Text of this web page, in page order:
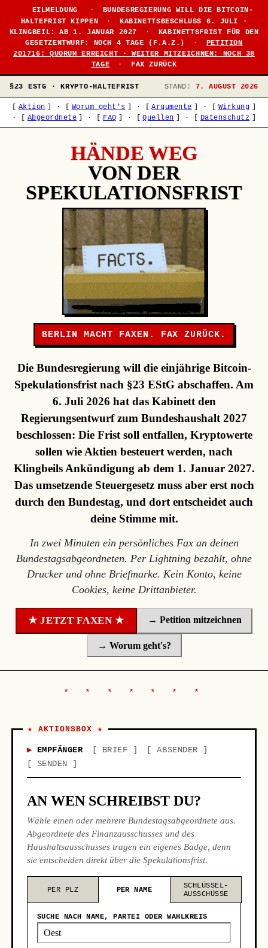
EILMELDUNG ·
BUNDESREGIERUNG WILL DIE BITCOIN-
HALTEFRIST KIPPEN
·
KABINETTSBESCHLUSS 6. JULI ·
KLINGBEIL: AB 1. JANUAR 2027
·
KABINETTSFRIST FÜR DEN
GESETZENTWURF: NOCH 4 TAGE (F.A.Z.)
·
PETITION
201716: QUORUM ERREICHT · WEITER MITZEICHNEN: NOCH 38
TAGE
· FAX ZURÜCK
§23 ESTG · KRYPTO-HALTEFRIST STAND: 7. AUGUST 2026
Aktion · Worum geht's · Argumente · Wirkung
·
Abgeordnete · FAQ · Quellen · Datenschutz
HÄNDE WEG
VON DER
SPEKULATIONSFRIST
BERLIN MACHT FAXEN. FAX ZURÜCK.
Die Bundesregierung will die einjährige Bitcoin-
Spekulationsfrist nach §23 EStG abschaffen. Am
6. Juli 2026 hat das Kabinett den
Regierungsentwurf zum Bundeshaushalt 2027
beschlossen: Die Frist soll entfallen, Kryptowerte
sollen wie Aktien besteuert werden, nach
Klingbeils Ankündigung ab dem 1. Januar 2027.
Das umsetzende Steuergesetz muss aber erst noch
durch den Bundestag, und dort entscheidet auch
deine Stimme mit.
In zwei Minuten ein persönliches Fax an deinen
Bundestagsabgeordneten. Per Lightning bezahlt, ohne
Drucker und ohne Briefmarke. Kein Konto, keine
Cookies, keine Drittanbieter.
★ JETZT FAXEN ★ → Petition mitzeichnen
→ Worum geht's?
★ AKTIONSBOX ★
EMPFÄNGER BRIEF
ABSENDER
SENDEN
AN WEN SCHREIBST DU?
Wähle einen oder mehrere Bundestagsabgeordnete aus.
Abgeordnete des Finanzausschusses und des
Haushaltsausschusses tragen ein eigenes Badge, denn
sie entscheiden direkt über die Spekulationsfrist.
PER PLZ PER NAME
SCHLÜSSEL-
AUSSCHÜSSE
SUCHE NACH NAME, PARTEI ODER WAHLKREIS